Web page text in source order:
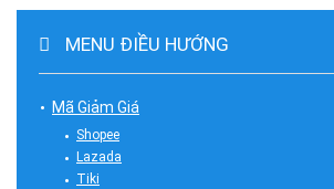
MENU ĐIỀU HƯỚNG
Mã Giảm Giá
Shopee
Lazada
Tiki